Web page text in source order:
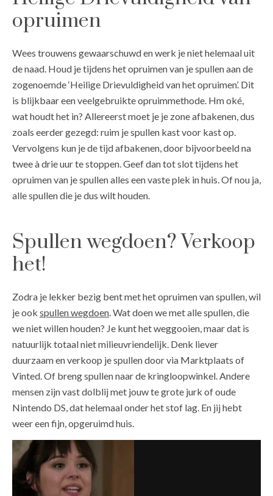
opruimen
Wees trouwens gewaarschuwd en werk je niet helemaal uit
de naad. Houd je tijdens het opruimen van je spullen aan de
zogenoemde ‘Heilige Drievuldigheid van het opruimen’. Dit
is blijkbaar een veelgebruikte opruimmethode. Hm oké,
wat houdt het in? Allereerst moet je je zone afbakenen, dus
zoals eerder gezegd: ruim je spullen kast voor kast op.
Vervolgens kun je de tijd afbakenen, door bijvoorbeeld na
twee à drie uur te stoppen. Geef dan tot slot tijdens het
opruimen van je spullen alles een vaste plek in huis. Of nou ja,
alle spullen die je dus wilt houden.
Spullen wegdoen? Verkoop
het!
Zodra je lekker bezig bent met het opruimen van spullen, wil
je ook spullen wegdoen . Wat doen we met alle spullen, die
we niet willen houden? Je kunt het weggooien, maar dat is
natuurlijk totaal niet milieuvriendelijk. Denk liever
duurzaam en verkoop je spullen door via Marktplaats of
Vinted. Of breng spullen naar de kringloopwinkel. Andere
mensen zijn vast dolblij met jouw te grote jurk of oude
Nintendo DS, dat helemaal onder het stof lag. En jij hebt
weer een fijn, opgeruimd huis.